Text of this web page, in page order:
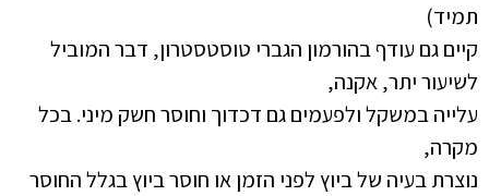
תמיד)
קיים גם עודף בהורמון הגברי טוסטסטרון, דבר המוביל
לשיעור יתר, אקנה,
עלייה במשקל ולפעמים גם דכדוך וחוסר חשק מיני. בכל
מקרה,
נוצרת בעיה של ביוץ לפני הזמן או חוסר ביוץ בגלל החוסר